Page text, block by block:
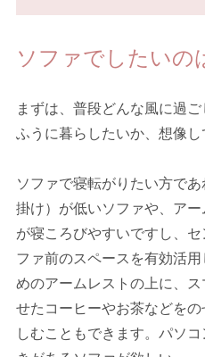
ソファでしたいの
まずは、普段どんな風に過
ふうに暮らしたいか、想像し
ソファで寝転がりたい方で
掛け）が低いソファや、ア
が寝ころびやすいですし、
ファ前のスペースを有効活
めのアームレストの上に、
せたコーヒーやお茶などを
しむこともできます。パソ